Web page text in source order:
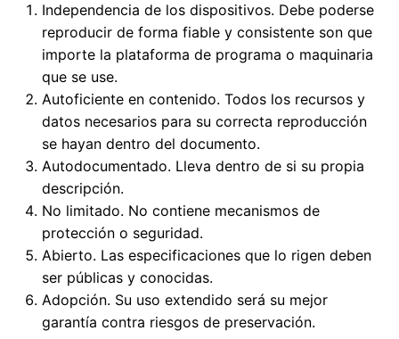
Independencia de los dispositivos. Debe poderse
reproducir de forma fiable y consistente son que
importe la plataforma de programa o maquinaria
que se use.
Autoficiente en contenido. Todos los recursos y
datos necesarios para su correcta reproducción
se hayan dentro del documento.
Autodocumentado. Lleva dentro de si su propia
descripción.
No limitado. No contiene mecanismos de
protección o seguridad.
Abierto. Las especificaciones que lo rigen deben
ser públicas y conocidas.
Adopción. Su uso extendido será su mejor
garantía contra riesgos de preservación.